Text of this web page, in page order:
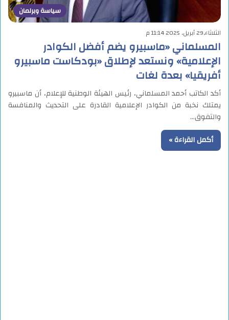
سياسة وبرلمان
الثلاثاء,29 أبريل, 2025 11:14 م
المسلماني «ماسبيرو يضم أفضل الكوادر
الإعلامية» ونستعد لإطلاق «بودكاست ماسبيرو
أفريقيا» بعدة لغات
أكد الكاتب أحمد المسلماني، رئيس الهيئة الوطنية للإعلام، أن ماسبيرو
يمتلك نخبة من الكوادر الإعلامية القادرة على التحديث والمنافسة
والتفوق…
أكمل القراءة »